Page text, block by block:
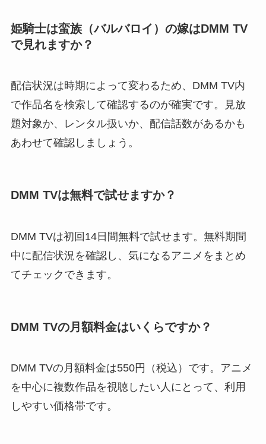
姫騎士は蛮族（バルバロイ）の嫁はDMM TV
で見れますか？
配信状況は時期によって変わるため、DMM TV内
で作品名を検索して確認するのが確実です。見放
題対象か、レンタル扱いか、配信話数があるかも
あわせて確認しましょう。
DMM TVは無料で試せますか？
DMM TVは初回14日間無料で試せます。無料期間
中に配信状況を確認し、気になるアニメをまとめ
てチェックできます。
DMM TVの月額料金はいくらですか？
DMM TVの月額料金は550円（税込）です。アニメ
を中心に複数作品を視聴したい人にとって、利用
しやすい価格帯です。